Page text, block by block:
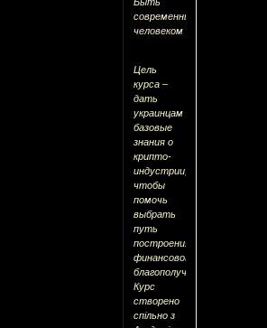
современным
человеком
Цель
курса –
дать
украинцам
базовые
знания о
крипто-
индустрии,
чтобы
помочь
выбрать
путь
построения
финансового
благополучия
Курс
створено
спільно з